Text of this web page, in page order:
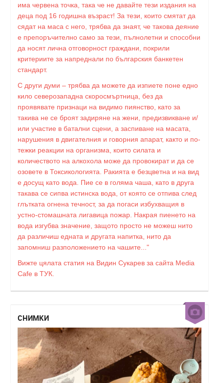
има червена точка, така че не давайте тези издания на
деца под 16 годишна възраст! За тези, които смятат да
сядат на маса с него, трябва да знаят, че такова деяние
е препоръчително само за тези, пълнолетни и способни
да носят лична отговорност граждани, покрили
критериите за напреднали по българския банкетен
стандарт.
С други думи – трябва да можете да изпиете поне едно
кило северозападна скоросмъртница, без да
проявявате признаци на видимо пиянство, като за
такива не се броят задиряне на жени, предизвикване и/
или участие в батални сцени, а заспиване на масата,
нарушения в двигателния и говорния апарат, както и по-
тежки реакции на организма, които силата и
количеството на алкохола може да провокират и да се
озовете в Токсикологията. Ракията е безцветна и на вид
е досущ като вода. Пие се в голяма чаша, като в друга
такава се сипва истинска вода, от която се отпива след
глътката огнена течност, за да погаси избухващия в
устно-стомашната лигавица пожар. Накрая пиенето на
вода изгубва значение, защото просто не можеш нито
да различиш едната и другата напитка, нито да
запомниш разположението на чашите..."
Вижте цялата статия на Видин Сукарев за сайта Media
Cafe в ТУК.
СНИМКИ